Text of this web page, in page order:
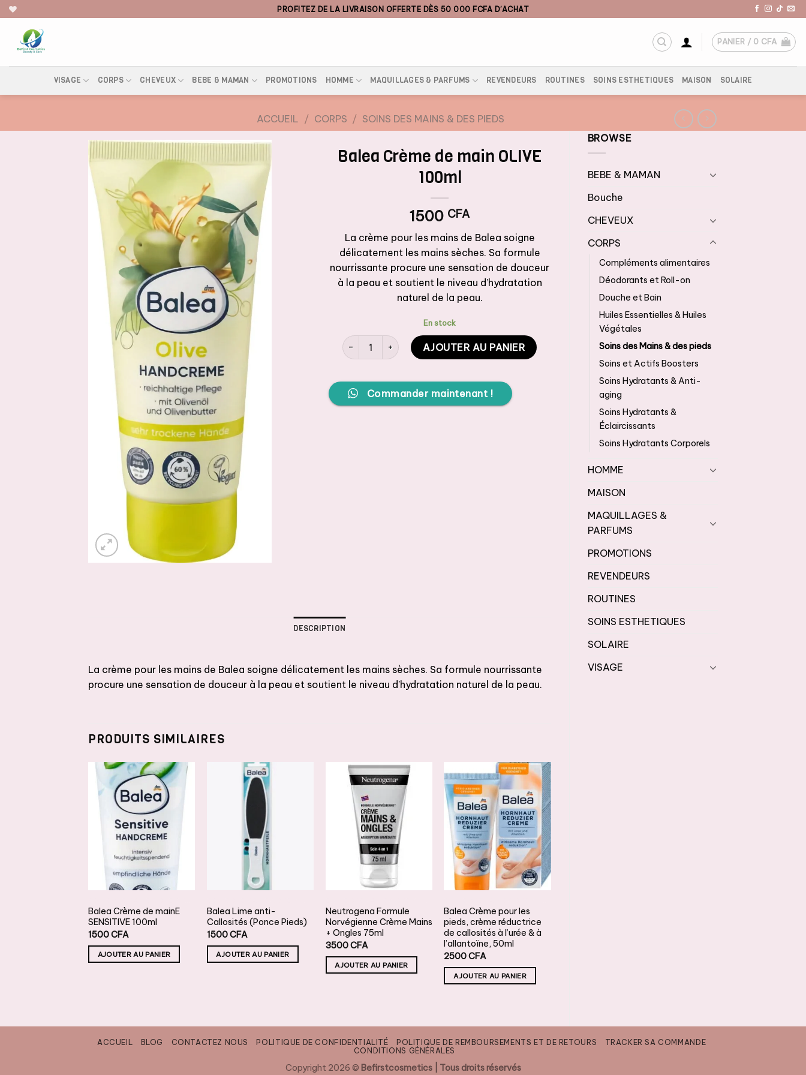
Skip
to
content
PROFITEZ DE LA LIVRAISON OFFERTE DÈS 50 000 FCFA D’ACHAT
PANIER / 0 CFA
VISAGE CORPS CHEVEUX BEBE & MAMAN PROMOTIONS HOMME MAQUILLAGES & PARFUMS REVENDEURS ROUTINES SOINS ESTHETIQUES MAISON SOLAIRE
ACCUEIL / CORPS / SOINS DES MAINS & DES PIEDS
BROWSE
BEBE & MAMAN
Bouche
CHEVEUX
CORPS
Compléments alimentaires
Déodorants et Roll-on
Douche et Bain
Huiles Essentielles & Huiles
Végétales
Soins des Mains & des pieds
Soins et Actifs Boosters
Soins Hydratants & Anti-
aging
Soins Hydratants &
Éclaircissants
Soins Hydratants Corporels
HOMME
MAISON
MAQUILLAGES &
PARFUMS
PROMOTIONS
REVENDEURS
ROUTINES
SOINS ESTHETIQUES
SOLAIRE
VISAGE
AJOUTER
À LA
LISTE DE
SOUHAITS
Balea Crème de main OLIVE
100ml
1500 CFA
La crème pour les mains de Balea soigne
délicatement les mains sèches. Sa formule
nourrissante procure une sensation de douceur
à la peau et soutient le niveau d’hydratation
naturel de la peau.
En stock
quantité de Balea Crème de main OLIVE 100ml
AJOUTER AU PANIER
Commander maintenant !
DESCRIPTION
La crème pour les mains de Balea soigne délicatement les mains sèches. Sa formule nourrissante
procure une sensation de douceur à la peau et soutient le niveau d’hydratation naturel de la peau.
PRODUITS SIMILAIRES
AJOUTER
À LA
LISTE DE
SOUHAITS
Balea Crème de mainE
SENSITIVE 100ml
1500CFA
AJOUTER AU PANIER
AJOUTER
LISTE DE
SOUHAITS
Balea Lime anti-
Callosités (Ponce Pieds)
1500CFA
AJOUTER AU PANIER
AJOUTER
À LA
LISTE DE
SOUHAITS
Neutrogena Formule
Norvégienne Crème Mains
+ Ongles 75ml
3500CFA
AJOUTER AU PANIER
AJOUTER
À LA
LISTE DE
SOUHAITS
Balea Crème pour les
pieds, crème réductrice
de callosités à l’urée & à
l’allantoïne, 50ml
2500CFA
AJOUTER AU PANIER
ACCUEIL BLOG CONTACTEZ NOUS POLITIQUE DE CONFIDENTIALITÉ POLITIQUE DE REMBOURSEMENTS ET DE RETOURS
TRACKER SA COMMANDE
CONDITIONS GÉNÉRALES
Copyright 2026 © Befirstcosmetics | Tous droits réservés